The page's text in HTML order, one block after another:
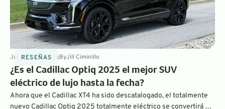
RESEÑAS
Jul 22, 20255minByJill Ciminillo
¿Es el Cadillac Optiq 2025 el mejor SUV
eléctrico de lujo hasta la fecha?
Ahora que el Cadillac XT4 ha sido descatalogado, el totalmente
nuevo Cadillac Optiq 2025 totalmente eléctrico se convertirá en